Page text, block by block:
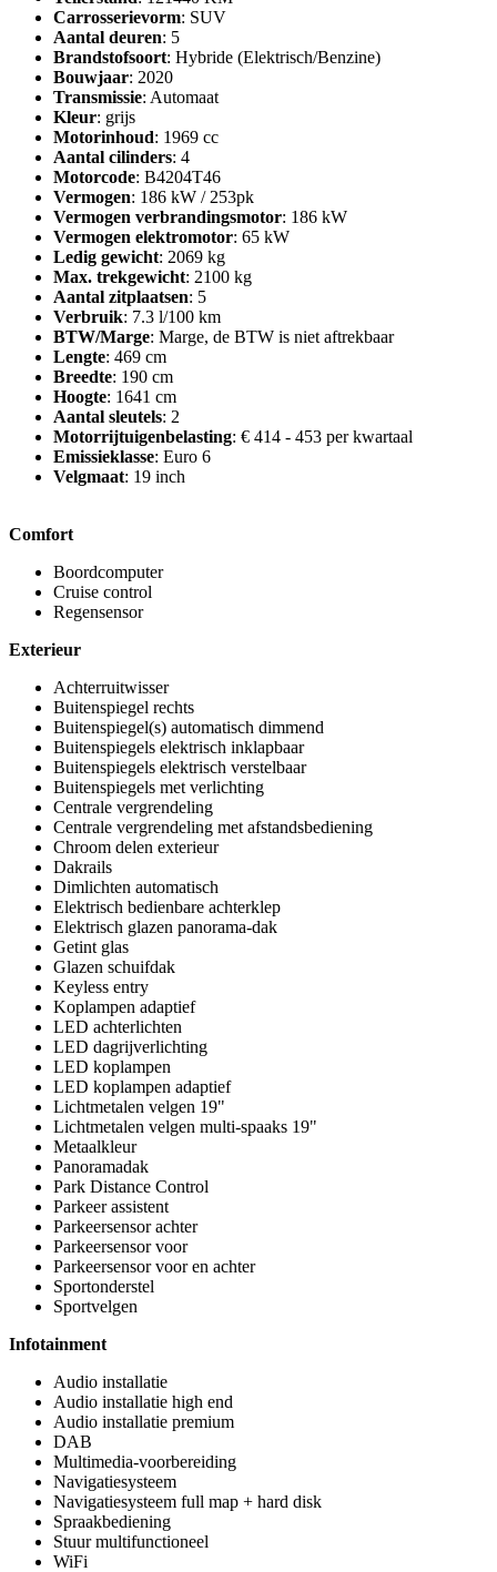
Carrosserievorm: SUV
Aantal deuren: 5
Brandstofsoort: Hybride (Elektrisch/Benzine)
Bouwjaar: 2020
Transmissie: Automaat
Kleur: grijs
Motorinhoud: 1969 cc
Aantal cilinders: 4
Motorcode: B4204T46
Vermogen: 186 kW / 253pk
Vermogen verbrandingsmotor: 186 kW
Vermogen elektromotor: 65 kW
Ledig gewicht: 2069 kg
Max. trekgewicht: 2100 kg
Aantal zitplaatsen: 5
Verbruik: 7.3 l/100 km
BTW/Marge: Marge, de BTW is niet aftrekbaar
Lengte: 469 cm
Breedte: 190 cm
Hoogte: 1641 cm
Aantal sleutels: 2
Motorrijtuigenbelasting: € 414 - 453 per kwartaal
Emissieklasse: Euro 6
Velgmaat: 19 inch
Comfort
Boordcomputer
Cruise control
Regensensor
Exterieur
Achterruitwisser
Buitenspiegel rechts
Buitenspiegel(s) automatisch dimmend
Buitenspiegels elektrisch inklapbaar
Buitenspiegels elektrisch verstelbaar
Buitenspiegels met verlichting
Centrale vergrendeling
Centrale vergrendeling met afstandsbediening
Chroom delen exterieur
Dakrails
Dimlichten automatisch
Elektrisch bedienbare achterklep
Elektrisch glazen panorama-dak
Getint glas
Glazen schuifdak
Keyless entry
Koplampen adaptief
LED achterlichten
LED dagrijverlichting
LED koplampen
LED koplampen adaptief
Lichtmetalen velgen 19"
Lichtmetalen velgen multi-spaaks 19"
Metaalkleur
Panoramadak
Park Distance Control
Parkeer assistent
Parkeersensor achter
Parkeersensor voor
Parkeersensor voor en achter
Sportonderstel
Sportvelgen
Infotainment
Audio installatie
Audio installatie high end
Audio installatie premium
DAB
Multimedia-voorbereiding
Navigatiesysteem
Navigatiesysteem full map + hard disk
Spraakbediening
Stuur multifunctioneel
WiFi